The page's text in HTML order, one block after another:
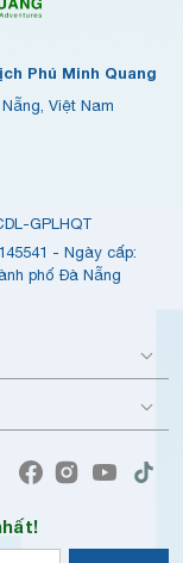
Phú Minh Quang
Việt Nam
GPLHQT
- Ngày cấp:
phố Đà Nẵng